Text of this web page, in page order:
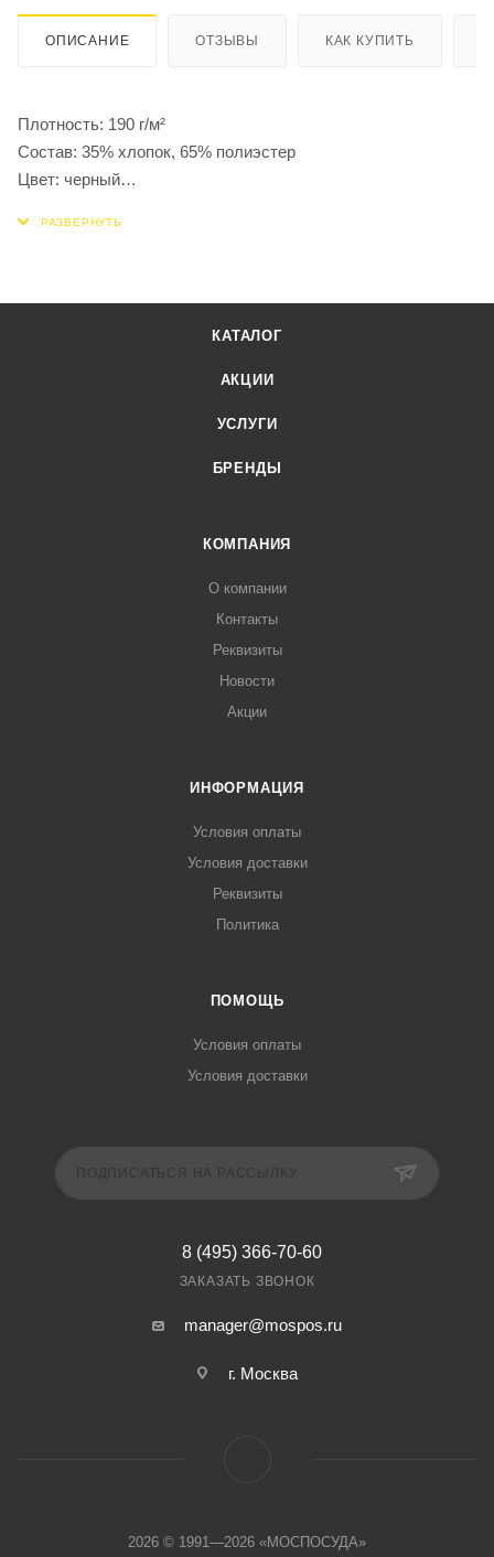
ОПИСАНИЕ ОТЗЫВЫ КАК КУПИТЬ
Плотность: 190 г/м²
Состав: 35% хлопок, 65% полиэстер
Цвет: черный
КАТАЛОГ
АКЦИИ
УСЛУГИ
БРЕНДЫ
КОМПАНИЯ
О компании
Контакты
Реквизиты
Новости
Акции
ИНФОРМАЦИЯ
Условия оплаты
Условия доставки
Реквизиты
Политика
ПОМОЩЬ
Условия оплаты
Условия доставки
8 (495) 366-70-60
ЗАКАЗАТЬ ЗВОНОК
manager@mospos.ru
г. Москва
2026 © 1991—2026 «МОСПОСУДА»